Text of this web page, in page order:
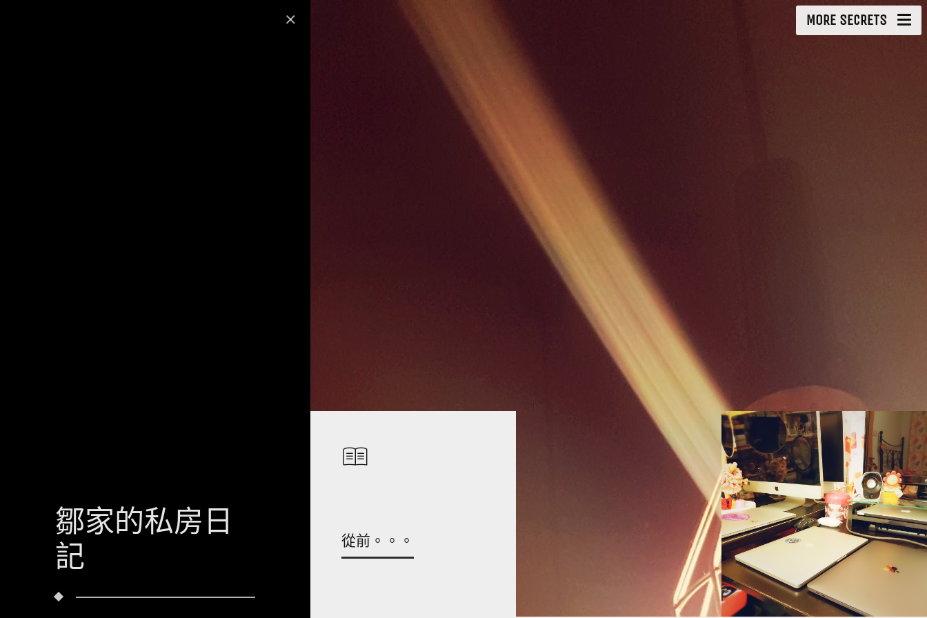
MORE SECRETS
鄒家的私房日
記
從前。。。